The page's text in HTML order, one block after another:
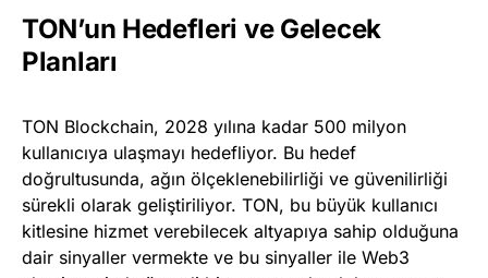
TON’un Hedefleri ve Gelecek
Planları
TON Blockchain, 2028 yılına kadar 500 milyon
kullanıcıya ulaşmayı hedefliyor. Bu hedef
doğrultusunda, ağın ölçeklenebilirliği ve güvenilirliği
sürekli olarak geliştiriliyor. TON, bu büyük kullanıcı
kitlesine hizmet verebilecek altyapıya sahip olduğuna
dair sinyaller vermekte ve bu sinyaller ile Web3